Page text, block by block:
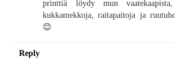
printtiä löydy mun
kukkamekkoja, raitapaitoja ja
😊
Reply